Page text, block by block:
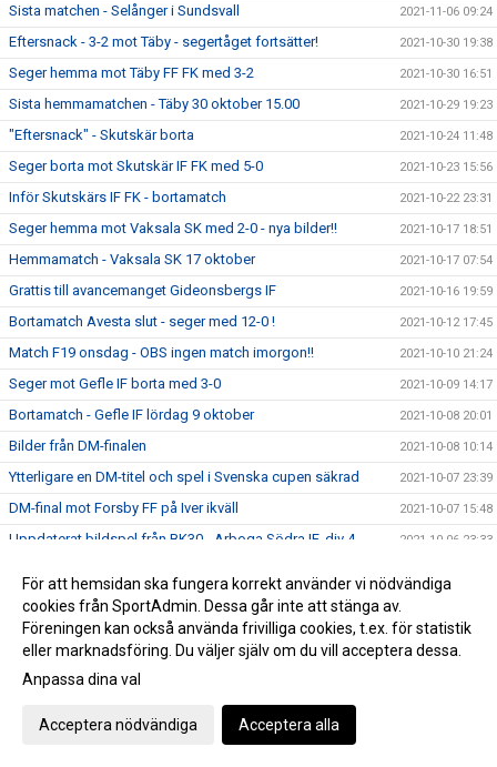
Sista matchen - Selånger i Sundsvall 2021-11-06 09:24
Eftersnack - 3-2 mot Täby - segertåget fortsätter! 2021-10-30 19:38
Seger hemma mot Täby FF FK med 3-2 2021-10-30 16:51
Sista hemmamatchen - Täby 30 oktober 15.00 2021-10-29 19:23
"Eftersnack" - Skutskär borta 2021-10-24 11:48
Seger borta mot Skutskär IF FK med 5-0 2021-10-23 15:56
Inför Skutskärs IF FK - bortamatch 2021-10-22 23:31
Seger hemma mot Vaksala SK med 2-0 - nya bilder!! 2021-10-17 18:51
Hemmamatch - Vaksala SK 17 oktober 2021-10-17 07:54
Grattis till avancemanget Gideonsbergs IF 2021-10-16 19:59
Bortamatch Avesta slut - seger med 12-0 ! 2021-10-12 17:45
Match F19 onsdag - OBS ingen match imorgon!! 2021-10-10 21:24
Seger mot Gefle IF borta med 3-0 2021-10-09 14:17
Bortamatch - Gefle IF lördag 9 oktober 2021-10-08 20:01
Bilder från DM-finalen 2021-10-08 10:14
Ytterligare en DM-titel och spel i Svenska cupen säkrad 2021-10-07 23:39
DM-final mot Forsby FF på Iver ikväll 2021-10-07 15:48
Uppdaterat bildspel från BK30 - Arboga Södra IF, div 4 2021-10-06 23:33
Förlust hemma mot Gamla Upsala med 7-0
Stormatch på söndag - mot GUSK 2021-10-03 10:24
Svenska Cupen mot KIF Örebro - välkomna!
Gameday Västerås BK30-Gefle IF
För att hemsidan ska fungera korrekt använder vi nödvändiga
cookies från SportAdmin. Dessa går inte att stänga av.
Föreningen kan också använda frivilliga cookies, t.ex. för statistik
eller marknadsföring. Du väljer själv om du vill acceptera dessa.
Anpassa dina val
Acceptera nödvändiga Acceptera alla